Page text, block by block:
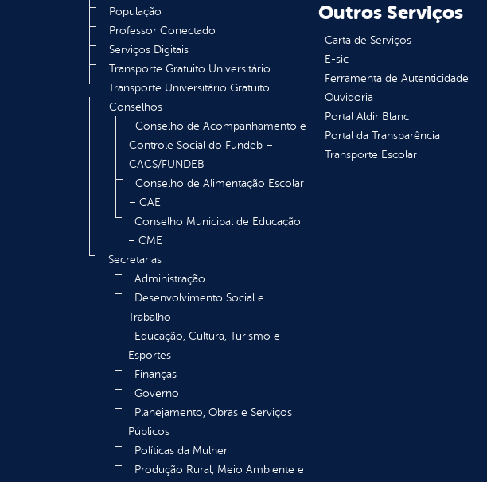
População
Professor Conectado
Serviços Digitais
Transporte Gratuito Universitário
Transporte Universitário Gratuito
Conselhos
Conselho de Acompanhamento e
Controle Social do Fundeb –
CACS/FUNDEB
Conselho de Alimentação Escolar
– CAE
Conselho Municipal de Educação
– CME
Secretarias
Administração
Desenvolvimento Social e
Trabalho
Educação, Cultura, Turismo e
Esportes
Finanças
Governo
Planejamento, Obras e Serviços
Públicos
Políticas da Mulher
Produção Rural, Meio Ambiente e
Outros Serviços
Carta de Serviços
E-sic
Ferramenta de Autenticidade
Ouvidoria
Portal Aldir Blanc
Portal da Transparência
Transporte Escolar